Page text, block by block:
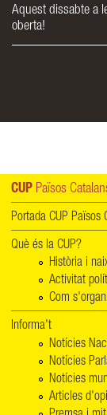
Aquest dissabte a
oberta!
CUP Països
Portada CUP Països
Què és la CUP?
Història i
Activitat
Com
Informa't
Notícies
Notícies
Notícies
Articles